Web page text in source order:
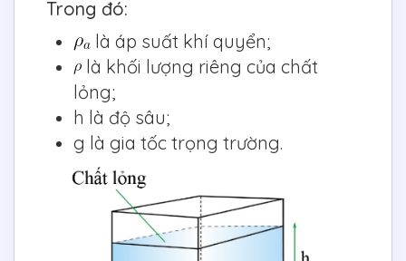
Trong đó:
là áp suất khí quyển;
là khối lượng riêng của chất
lỏng;
h là độ sâu;
g là gia tốc trọng trường.